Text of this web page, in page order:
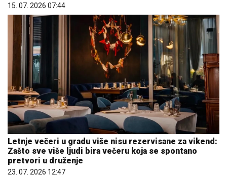
15. 07. 2026 07:44
Letnje večeri u gradu više nisu rezervisane za vikend:
Zašto sve više ljudi bira večeru koja se spontano
pretvori u druženje
23. 07. 2026 12:47